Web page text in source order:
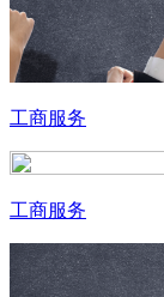
工商服务
工商服务